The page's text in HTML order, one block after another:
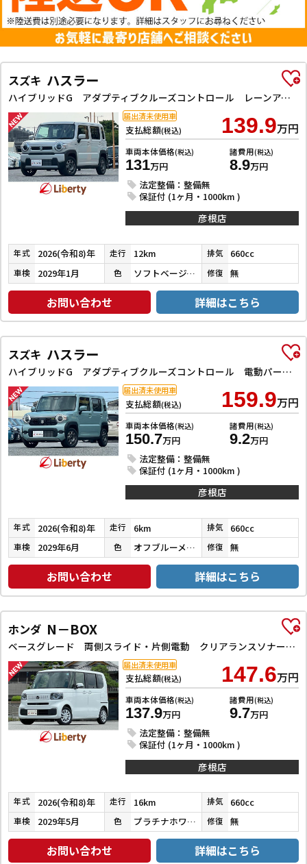
スズキ ハスラー
ハイブリッドG アダプティブクルーズコントロール レーンアシスト 衝突被害軽減システム オートライト LEDヘッドランプ スマートキー アイドリングストップ 電動格納ミラー シートヒーター CVT
支払総額(税込) 139.9万円
車両本体価格(税込)
131万円
諸費用(税込)
8.9万円
法定整備：整備無
保証付 (1ヶ月・1000km )
届出済未使用車
彦根店
年式 2026(令和8)年 走行 12km 排気 660cc
車検 2029年1月 色 ソフトベージュメタリック 修復 無
お問い合わせ 詳細はこちら
スズキ ハスラー
ハイブリッドG アダプティブクルーズコントロール 電動パーキングブレーキ レーンアシスト 衝突被害軽減システム オートライト LEDヘッドランプ スマートキー アイドリングストップ 電動格納ミラー シートヒーター
支払総額(税込) 159.9万円
車両本体価格(税込)
150.7万円
諸費用(税込)
9.2万円
法定整備：整備無
保証付 (1ヶ月・1000km )
届出済未使用車
彦根店
年式 2026(令和8)年 走行 6km 排気 660cc
車検 2029年6月 色 オフブルーメタリック 修復 無
お問い合わせ 詳細はこちら
ホンダ N－BOX
ベースグレード 両側スライド・片側電動 クリアランスソナー オートクルーズコントロール レーンアシスト 衝突被害軽減システム オートライト LEDヘッドランプ スマートキー アイドリングストップ
支払総額(税込) 147.6万円
車両本体価格(税込)
137.9万円
諸費用(税込)
9.7万円
法定整備：整備無
保証付 (1ヶ月・1000km )
届出済未使用車
彦根店
年式 2026(令和8)年 走行 16km 排気 660cc
車検 2029年5月 色 プラチナホワイトパール 修復 無
お問い合わせ 詳細はこちら